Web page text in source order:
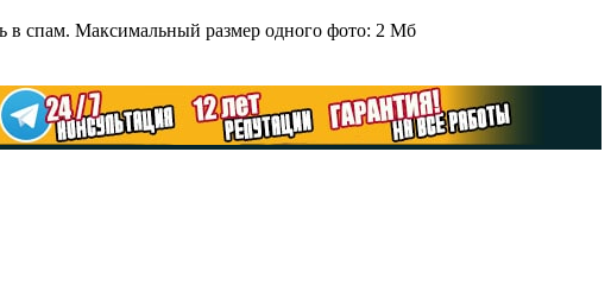
в спам. Максимальный размер одного фото: 2 Мб